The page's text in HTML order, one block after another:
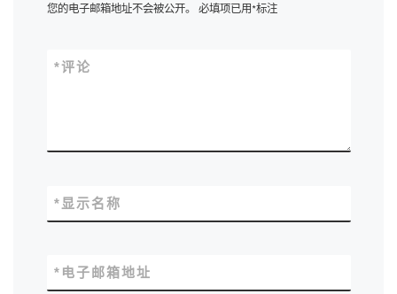
您的电子邮箱地址不会被公开。 必填项已用*标注
评论
*
显示名称
*
电子邮箱地址
*